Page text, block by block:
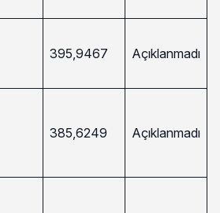
395,9467 Açıklanmadı
385,6249 Açıklanmadı